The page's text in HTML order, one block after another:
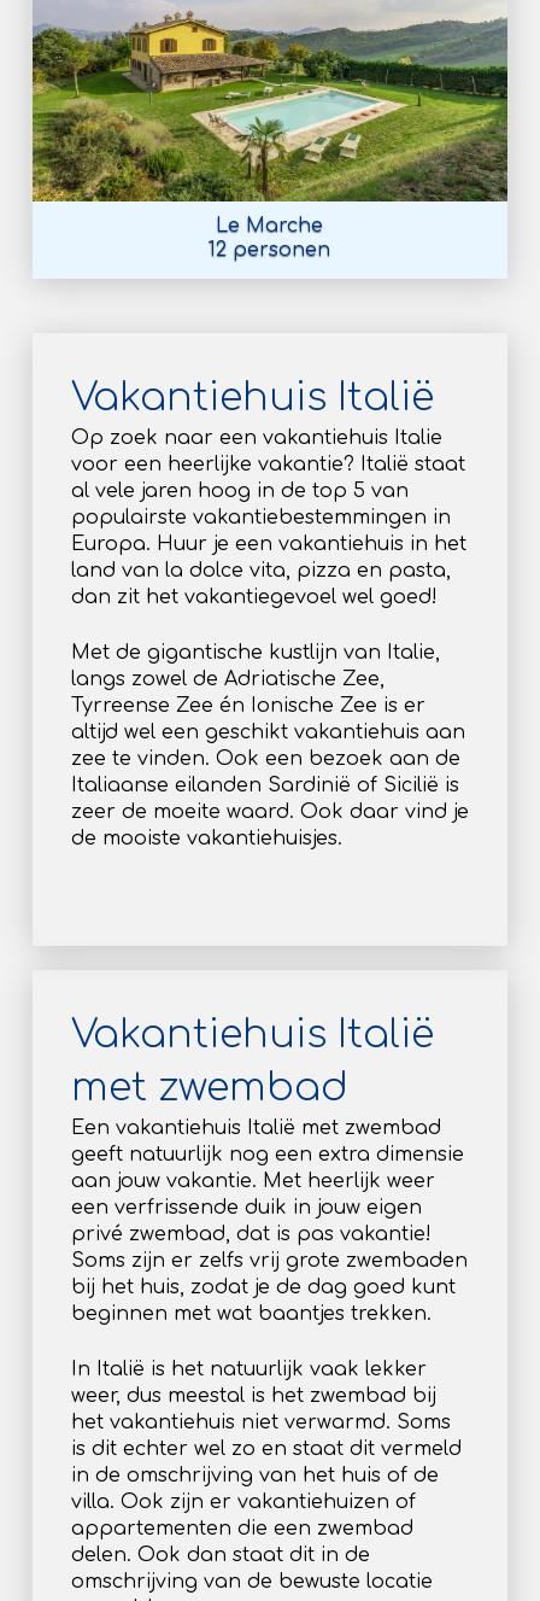
Le Marche
12 personen
Vakantiehuis Italië
Op zoek naar een vakantiehuis Italie
voor een heerlijke vakantie? Italië staat
al vele jaren hoog in de top 5 van
populairste vakantiebestemmingen in
Europa. Huur je een vakantiehuis in het
land van la dolce vita, pizza en pasta,
dan zit het vakantiegevoel wel goed!
Met de gigantische kustlijn van Italie,
langs zowel de Adriatische Zee,
Tyrreense Zee én Ionische Zee is er
altijd wel een geschikt vakantiehuis aan
zee te vinden. Ook een bezoek aan de
Italiaanse eilanden Sardinië of Sicilië is
zeer de moeite waard. Ook daar vind je
de mooiste vakantiehuisjes.
Vakantiehuis Italië
met zwembad
Een vakantiehuis Italië met zwembad
geeft natuurlijk nog een extra dimensie
aan jouw vakantie. Met heerlijk weer
een verfrissende duik in jouw eigen
privé zwembad, dat is pas vakantie!
Soms zijn er zelfs vrij grote zwembaden
bij het huis, zodat je de dag goed kunt
beginnen met wat baantjes trekken.
In Italië is het natuurlijk vaak lekker
weer, dus meestal is het zwembad bij
het vakantiehuis niet verwarmd. Soms
is dit echter wel zo en staat dit vermeld
in de omschrijving van het huis of de
villa. Ook zijn er vakantiehuizen of
appartementen die een zwembad
delen. Ook dan staat dit in de
omschrijving van de bewuste locatie